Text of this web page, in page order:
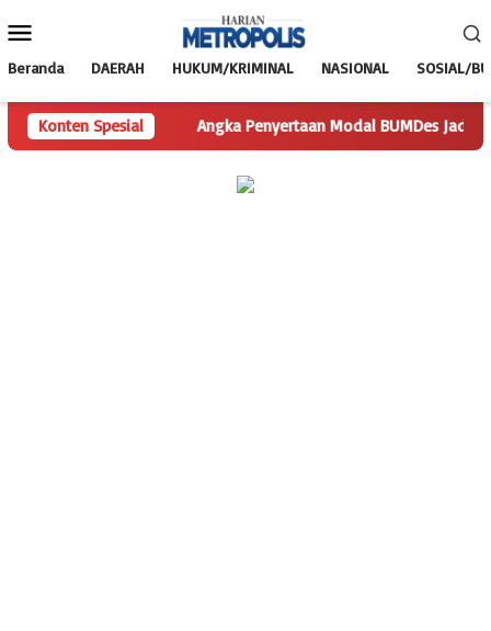
ke
Mobile
Beranda DAERAH HUKUM/KRIMINAL NASIONAL SOSIAL/
Konten SpesialAngka Penyertaan Modal BUMDes Jadi Tanda